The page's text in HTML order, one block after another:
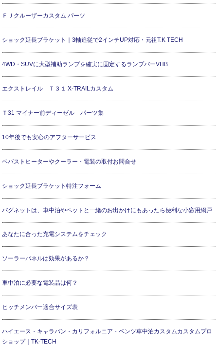
ＦＪクルーザーカスタム パーツ
ショック延長ブラケット｜3軸追従で2インチUP対応・元祖T.K TECH
4WD・SUVに大型補助ランプを確実に固定するランプバーVHB
エクストレイル Ｔ３１ X-TRAILカスタム
Ｔ31 マイナー前ディーゼル パーツ集
10年後でも安心のアフターサービス
ベバストヒーターやクーラー・電装の取付お問合せ
ショック延長ブラケット特注フォーム
バグネットは、車中泊やペットと一緒のお出かけにもあったら便利な小窓用網戸
あなたに合った充電システムをチェック
ソーラーパネルは効果があるか？
車中泊に必要な電装品は何？
ヒッチメンバー適合サイズ表
ハイエース・キャラバン・カリフォルニア・ベンツ車中泊カスタムカスタムプロ
ショップ｜TK-TECH